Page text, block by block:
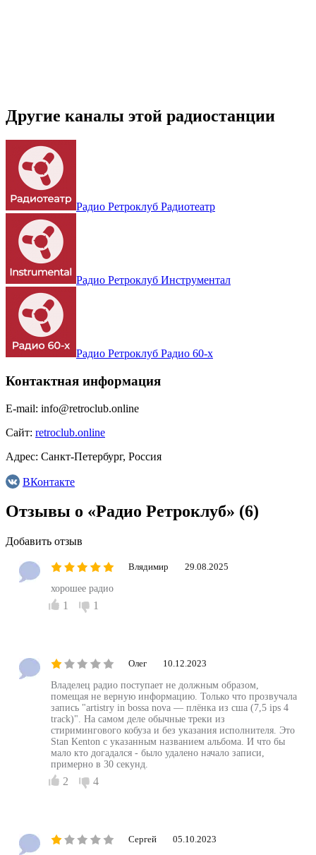
Другие каналы этой радиостанции
Радио Ретроклуб Радиотеатр
Радио Ретроклуб Инструментал
Радио Ретроклуб Радио 60-х
Контактная информация
E-mail: info@retroclub.online
Сайт: retroclub.online
Адрес: Санкт-Петербург, Россия
ВКонтакте
Отзывы о «Радио Ретроклуб» (6)
Добавить отзыв
Влядимир 29.08.2025
хорошее радио
1 1
Oлег 10.12.2023
Владелец радио поступает не должным образом,
помещая не верную информацию. Только что прозвучала
запись "artistry in bossa nova — плёнка из сша (7,5 ips 4
track)". На самом деле обычные треки из
стиримингового кобуза и без указания исполнителя. Это
Stan Kenton с указанным названием альбома. И что бы
мало кто догадался - было удалено начало записи,
примерно в 30 секунд.
2 4
Cергей 05.10.2023